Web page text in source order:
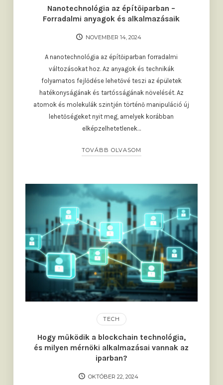
Nanotechnológia az építőiparban –
Forradalmi anyagok és alkalmazásaik
NOVEMBER 14, 2024
A nanotechnológia az építőiparban forradalmi
változásokat hoz. Az anyagok és technikák
folyamatos fejlődése lehetővé teszi az épületek
hatékonyságának és tartósságának növelését. Az
atomok és molekulák szintjén történő manipuláció új
lehetőségeket nyit meg, amelyek korábban
elképzelhetetlenek…
TOVÁBB OLVASOM
TECH
Hogy működik a blockchain technológia,
és milyen mérnöki alkalmazásai vannak az
iparban?
OKTÓBER 22, 2024